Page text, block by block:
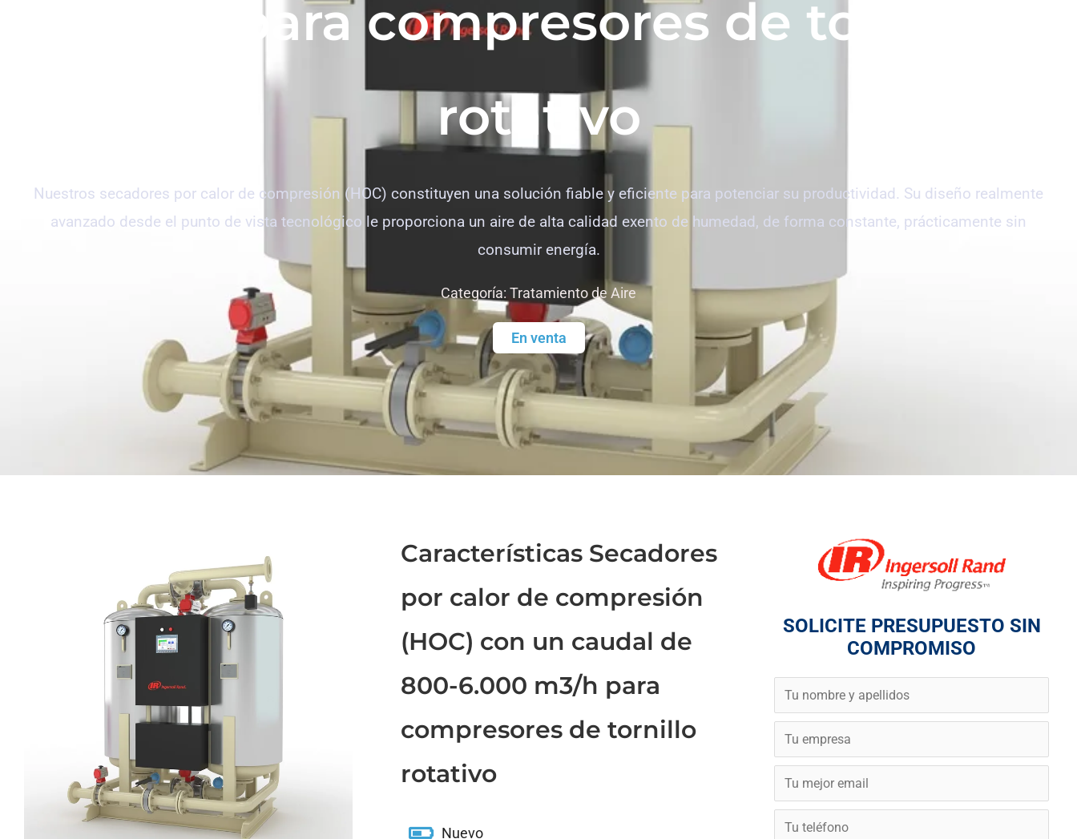
m3/h para compresores de tornillo
rotativo
Nuestros secadores por calor de compresión (HOC) constituyen una solución fiable y eficiente para potenciar su productividad. Su diseño realmente
avanzado desde el punto de vista tecnológico le proporciona un aire de alta calidad exento de humedad, de forma constante, prácticamente sin
consumir energía.
Categoría: Tratamiento de Aire
En venta
Características Secadores
por calor de compresión
(HOC) con un caudal de
800-6.000 m3/h para
compresores de tornillo
rotativo
Nuevo
SOLICITE PRESUPUESTO SIN
COMPROMISO